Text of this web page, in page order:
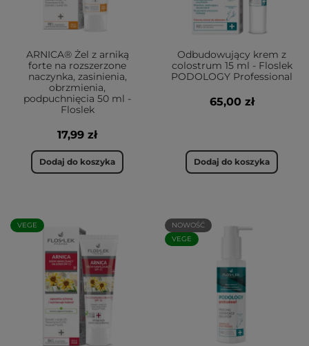
ARNICA® Żel z arniką
forte na rozszerzone
naczynka, zasinienia,
obrzmienia,
podpuchnięcia 50 ml -
Floslek
17,99 zł
Dodaj do koszyka
Odbudowujący krem z
colostrum 15 ml - Floslek
PODOLOGY Professional
65,00 zł
Dodaj do koszyka
VEGE
NOWOŚĆ
VEGE